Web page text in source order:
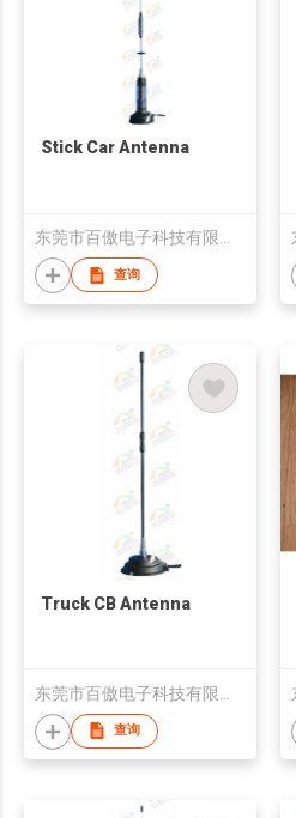
Stick Car Antenna
东莞市百傲电子科技有限公司
查询
Truck CB Antenna
查询